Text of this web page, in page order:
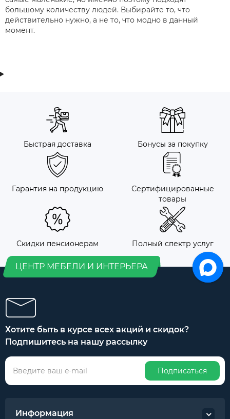
большому количеству людей. Выбирайте то, что
действительно нужно, а не то, что модно в данный
момент.
Быстрая доставка Бонусы за покупку
Гарантия на продукцию
Сертифицированные
товары
Скидки пенсионерам Полный спектр услуг
ЦЕНТР МЕБЕЛИ И ИНТЕРЬЕРА
Хотите быть в курсе всех акций и скидок?
Подпишитесь на нашу рассылку
Подписаться
Информация